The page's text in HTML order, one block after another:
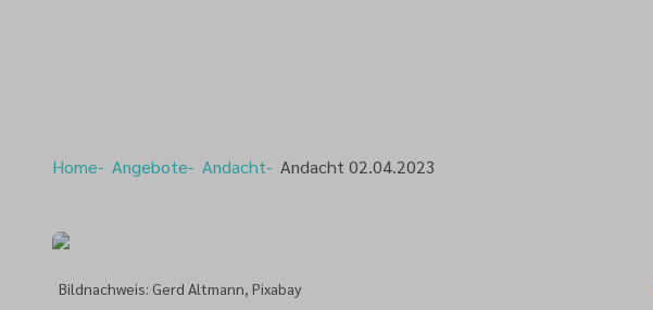
Home Angebote Andacht Andacht 02.04.2023
Bildnachweis: Gerd Altmann, Pixabay